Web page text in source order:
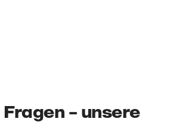
Fragen – unsere